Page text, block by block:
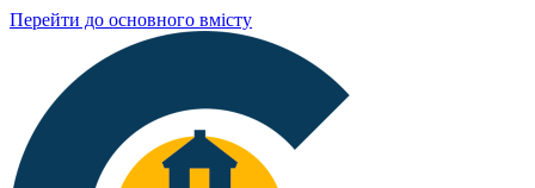
Перейти до основного вмісту